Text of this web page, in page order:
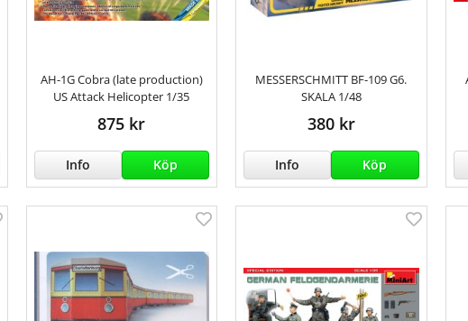
AH-1G Cobra (late production)
US Attack Helicopter 1/35
875 kr
Info Köp
MESSERSCHMITT BF-109 G6.
SKALA 1/48
380 kr
Info Köp